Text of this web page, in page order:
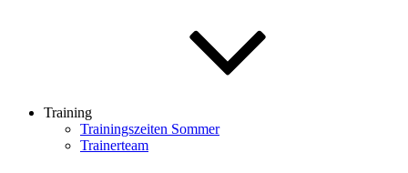
Training
Trainingszeiten Sommer
Trainerteam